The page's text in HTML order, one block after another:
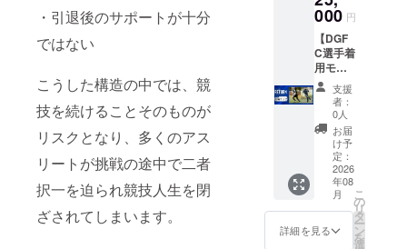
・引退後のサポートが十分
ではない
こうした構造の中では、競
技を続けることそのものが
リスクとなり、多くのアス
リートが挑戦の途中で二者
択一を迫られ競技人生を閉
ざされてしまいます。
ン送付
のた
め、
メール
アドレ
ス、住
所、氏
名、電
話番号
を取得
させて
いただ
きま
す。 ※8
に発送
ン送付
のた
め、
メール
アドレ
ス、住
所、氏
名、電
話番号
を取得
させて
いただ
きま
す。 ※8
に発送
URLで
の配信
予定）
・オリ
ジナル
ステッ
カー
（50×5
0㎜）
・ト
レーニ
ング
ウェア
ジャ
ケット
（サイ
・アン
バサ
ダーか
らのお
礼動画
（約60
秒。
メール
に添付
しま
す。）
・選
手・ア
ンバサ
ダーオ
フ
000 円
【DGF
C選手着
用モデ
ルTR
ウェア
ジャー
ジ上
下】 ・
DGFC
限定携
帯壁紙
付きお
礼メー
ル（ほ
しい方
支援
者：
0人
お届
け予
定：
2026
年08
月
詳細を見る
こ
の
リ
タ
ー
ン
を
選